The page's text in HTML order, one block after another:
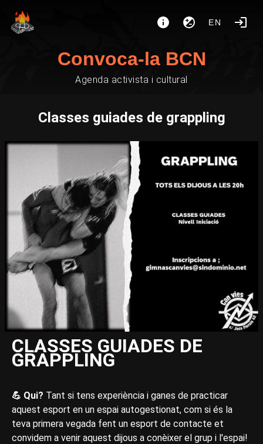
EN
Convoca-la BCN
Agenda activista i cultural
Classes guiades de grappling
CLASSES GUIADES DE
GRAPPLING
💪 Qui? Tant si tens experiència i ganes de practicar
aquest esport en un espai autogestionat, com si és la
teva primera vegada fent un esport de contacte et
convidem a venir aquest dijous a conèixer el grup i l'espai!